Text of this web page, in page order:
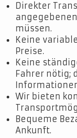
Direkter
müssen.
Keine
Preise.
Keine
Fahrer nötig;
Wir bieten
Bequeme
Ankunft.